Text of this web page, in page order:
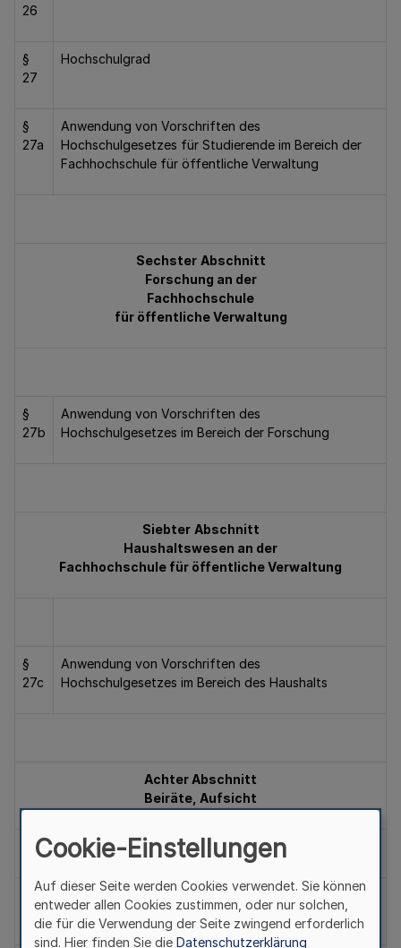
26
§
27
Hochschulgrad
§
27a
Anwendung von Vorschriften des
Hochschulgesetzes für Studierende im Bereich der
Fachhochschule für öffentliche Verwaltung
Sechster Abschnitt
Forschung an der
Fachhochschule
für öffentliche Verwaltung
§
27b
Anwendung von Vorschriften des
Hochschulgesetzes im Bereich der Forschung
Siebter Abschnitt
Haushaltswesen an der
Fachhochschule für öffentliche Verwaltung
§
27c
Anwendung von Vorschriften des
Hochschulgesetzes im Bereich des Haushalts
Achter Abschnitt
Beiräte, Aufsicht
28
Beiräte
Cookie-Einstellungen
Auf dieser Seite werden Cookies verwendet. Sie können
entweder allen Cookies zustimmen, oder nur solchen,
die für die Verwendung der Seite zwingend erforderlich
sind. Hier finden Sie die Datenschutzerklärung